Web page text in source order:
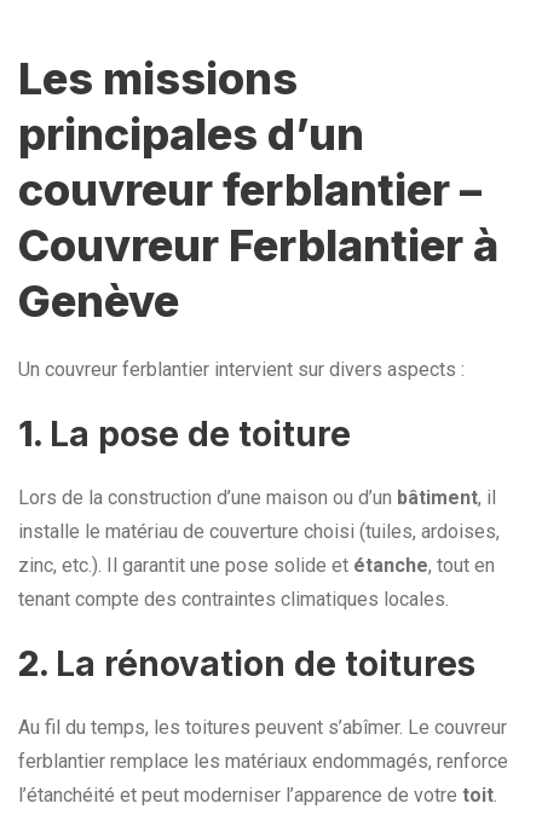
Les missions
principales d’un
couvreur ferblantier –
Couvreur Ferblantier à
Genève
Un couvreur ferblantier intervient sur divers aspects :
1. La pose de toiture
Lors de la construction d’une maison ou d’un bâtiment, il
installe le matériau de couverture choisi (tuiles, ardoises,
zinc, etc.). Il garantit une pose solide et étanche, tout en
tenant compte des contraintes climatiques locales.
2. La rénovation de toitures
Au fil du temps, les toitures peuvent s’abîmer. Le couvreur
ferblantier remplace les matériaux endommagés, renforce
l’étanchéité et peut moderniser l’apparence de votre toit.